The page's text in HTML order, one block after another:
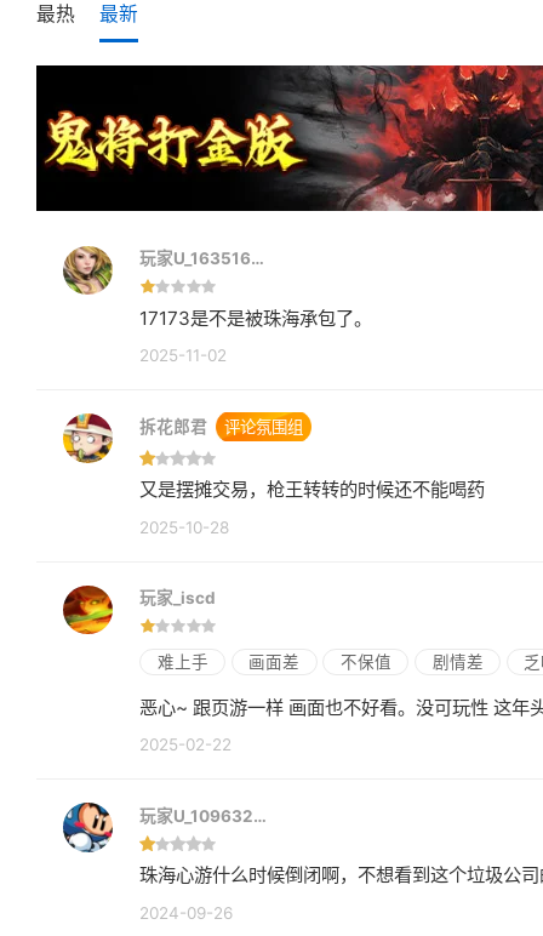
最热 最新
玩家U_163516…
17173是不是被珠海承包了。
2025-11-02
拆花郎君 评论氛围组
又是摆摊交易，枪王转转的时候还不能喝药
2025-10-28
玩家_iscd
难上手 画面差 不保值 剧情差
恶心~ 跟页游一
2025-02-22
玩家U_109632…
珠海心游什么时候倒闭啊，不想看到这个垃圾公
2024-09-26